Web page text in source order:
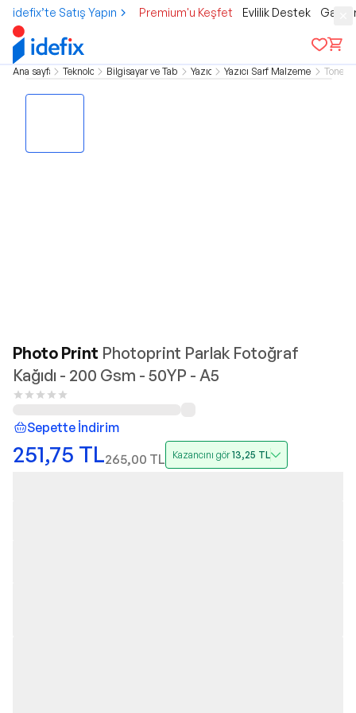
idefix’te Satış Yapın Premium'u Keşfet Evlilik Destek
Ana sayfa Teknoloji Bilgisayar ve Tablet Yazıcı Yazıcı Sarf Malzemeleri Toner
Photo Print Photoprint Parlak Fotoğraf
Kağıdı - 200 Gsm - 50YP - A5
Sepette İndirim
251,75 TL265,00 TL Kazancını gör13,25 TL